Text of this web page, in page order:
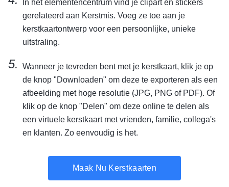
In het elementencentrum vind je clipart en stickers
gerelateerd aan Kerstmis. Voeg ze toe aan je
kerstkaartontwerp voor een persoonlijke, unieke
uitstraling.
Wanneer je tevreden bent met je kerstkaart, klik je op
de knop "Downloaden" om deze te exporteren als een
afbeelding met hoge resolutie (JPG, PNG of PDF). Of
klik op de knop "Delen" om deze online te delen als
een virtuele kerstkaart met vrienden, familie, collega's
en klanten. Zo eenvoudig is het.
Maak Nu Kerstkaarten